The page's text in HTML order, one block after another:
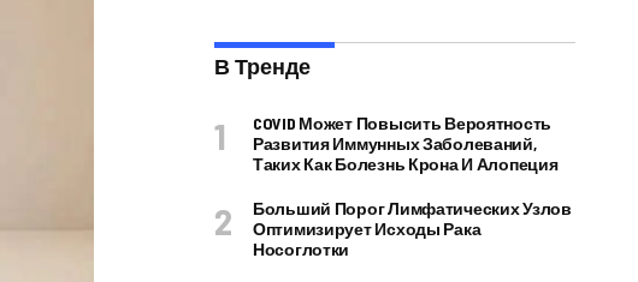
В Тренде
COVID Может Повысить Вероятность
Развития Иммунных Заболеваний,
Таких Как Болезнь Крона И Алопеция
Больший Порог Лимфатических Узлов
Оптимизирует Исходы Рака
Носоглотки